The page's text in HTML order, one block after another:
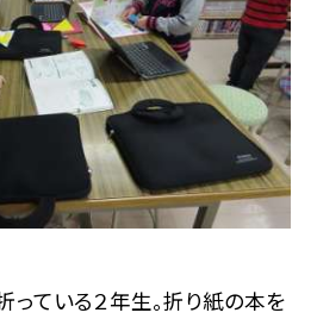
ている２年生。折り紙の本を